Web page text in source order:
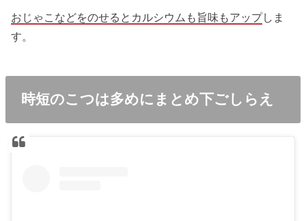
おじゃこなどをのせるとカルシウムも旨味もアップしま
す。
時短のこつは多めにまとめ下ごしらえ